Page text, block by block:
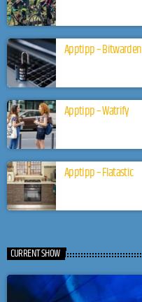
Apptipp – Bitwarden
Apptipp – Watrify
Apptipp – Flatastic
CURRENT SHOW